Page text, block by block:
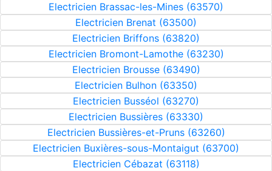
Electricien Brassac-les-Mines (63570)
Electricien Brenat (63500)
Electricien Briffons (63820)
Electricien Bromont-Lamothe (63230)
Electricien Brousse (63490)
Electricien Bulhon (63350)
Electricien Busséol (63270)
Electricien Bussières (63330)
Electricien Bussières-et-Pruns (63260)
Electricien Buxières-sous-Montaigut (63700)
Electricien Cébazat (63118)